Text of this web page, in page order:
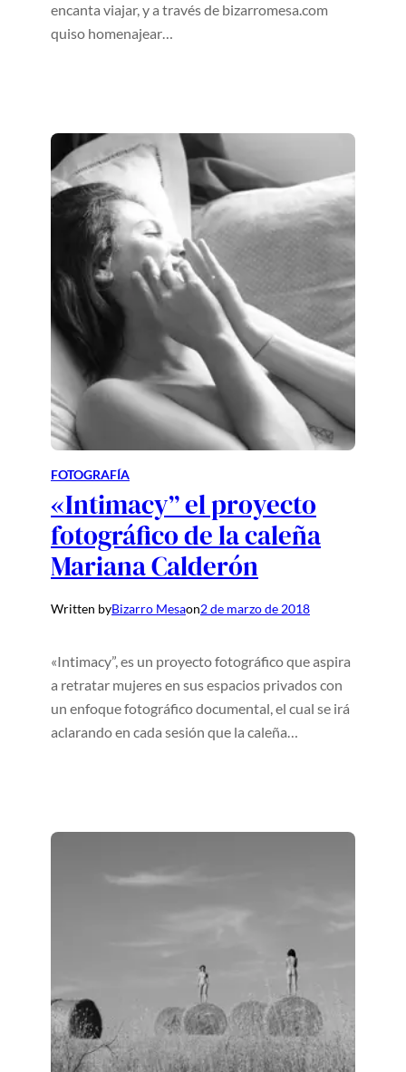
encanta viajar, y a través de bizarromesa.com
quiso homenajear…
FOTOGRAFÍA
«Intimacy” el proyecto
fotográfico de la caleña
Mariana Calderón
Written byBizarro Mesaon2 de marzo de 2018
«Intimacy”, es un proyecto fotográfico que aspira
a retratar mujeres en sus espacios privados con
un enfoque fotográfico documental, el cual se irá
aclarando en cada sesión que la caleña…